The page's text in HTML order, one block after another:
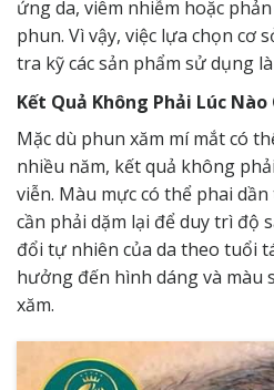
ứng da, viêm nhiễm hoặc
phun. Vì vậy, việc lựa chọn cơ
tra kỹ các sản phẩm sử dụng
Kết Quả Không Phải Lúc Nào
Mặc dù phun xăm mí mắt có
nhiều năm, kết quả không
viễn. Màu mực có thể phai
cần phải dặm lại để duy trì độ
đổi tự nhiên của da theo tuổi
hưởng đến hình dáng và màu
xăm.